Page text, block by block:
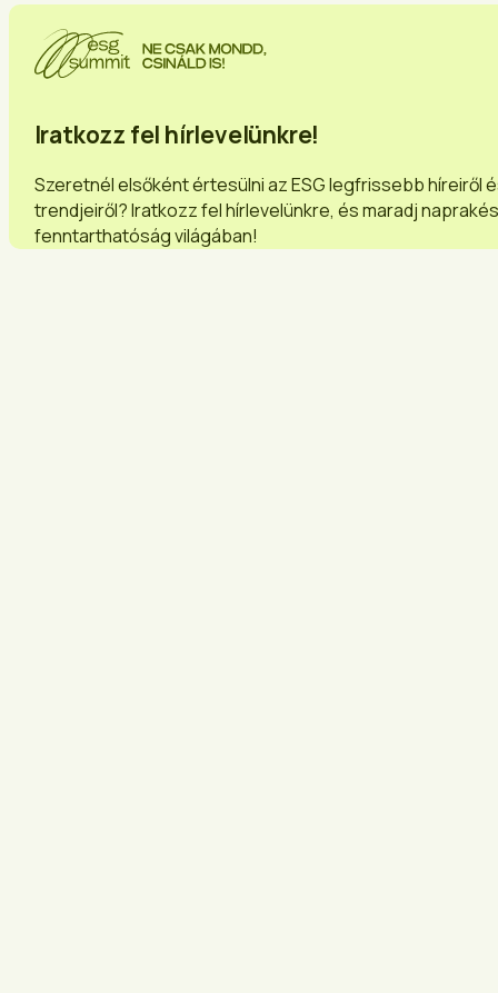
Iratkozz fel hírlevelünkre!
Szeretnél elsőként értesülni az ESG legfrissebb híreiről
trendjeiről? Iratkozz fel hírlevelünkre, és maradj
fenntarthatóság világában!